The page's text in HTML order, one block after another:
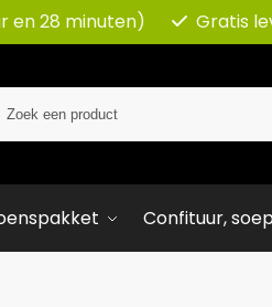
en 28 minuten) Gratis
Confituur,